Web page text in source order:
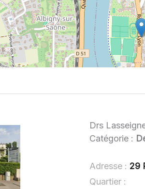
Drs
Catégorie :
Adresse : 29
Quartier :